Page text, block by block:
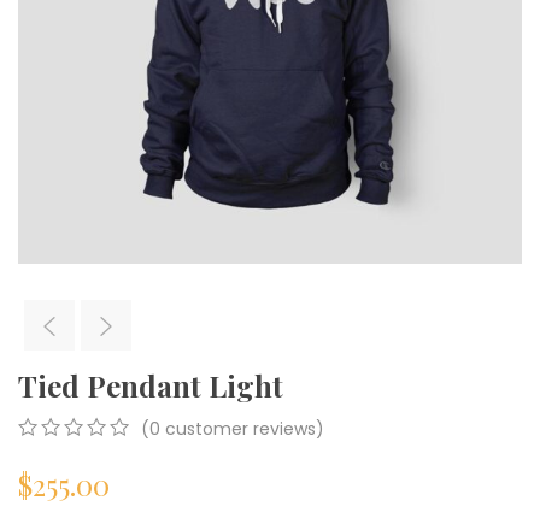
Tied Pendant Light
out
of
(0 customer reviews)
$255.00